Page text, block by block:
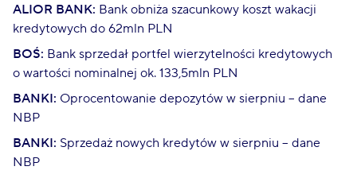
ALIOR BANK: Bank obniża szacunkowy koszt wakacji
kredytowych do 62mln PLN
BOŚ: Bank sprzedał portfel wierzytelności kredytowych
o wartości nominalnej ok. 133,5mln PLN
BANKI: Oprocentowanie depozytów w sierpniu – dane
NBP
BANKI: Sprzedaż nowych kredytów w sierpniu – dane
NBP